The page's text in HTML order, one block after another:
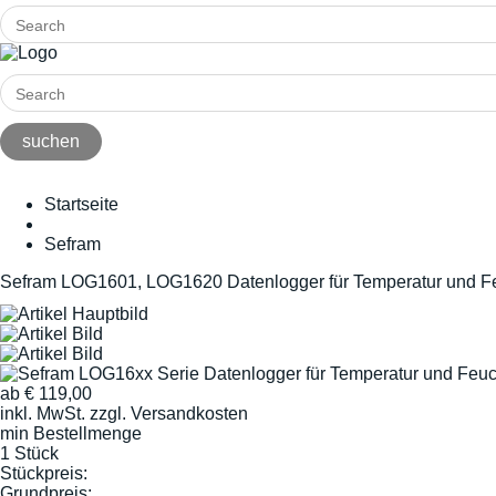
Startseite
Sefram
Sefram LOG1601, LOG1620 Datenlogger für Temperatur und
ab € 119,00
inkl. MwSt. zzgl. Versandkosten
min Bestellmenge
1 Stück
Stückpreis: